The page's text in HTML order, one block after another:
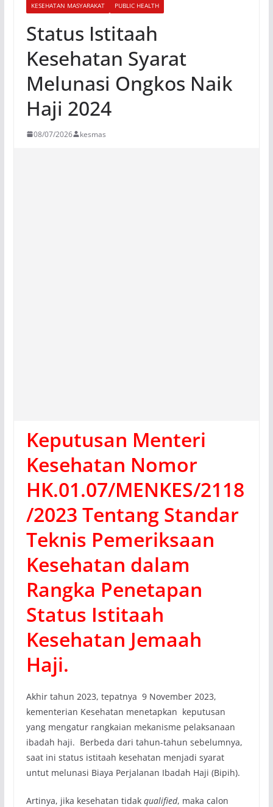
KESEHATAN MASYARAKAT PUBLIC HEALTH
Status Istitaah
Kesehatan Syarat
Melunasi Ongkos Naik
Haji 2024
08/07/2026 kesmas
Keputusan Menteri
Kesehatan Nomor
HK.01.07/MENKES/2118
/2023 Tentang Standar
Teknis Pemeriksaan
Kesehatan dalam
Rangka Penetapan
Status Istitaah
Kesehatan Jemaah
Haji.
Akhir tahun 2023, tepatnya 9 November 2023,
kementerian Kesehatan menetapkan keputusan
yang mengatur rangkaian mekanisme pelaksanaan
ibadah haji. Berbeda dari tahun-tahun sebelumnya,
saat ini status istitaah kesehatan menjadi syarat
untut melunasi Biaya Perjalanan Ibadah Haji (Bipih).
Artinya, jika kesehatan tidak qualified, maka calon